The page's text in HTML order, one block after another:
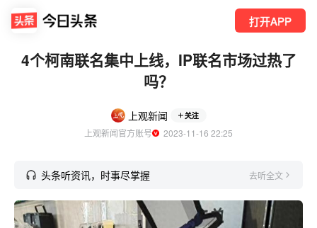
打开APP
4个柯南联名集中上线，IP联名市场过热了
吗？
上观新闻 关注
上观新闻官方账号
  2023-11-16 22:25
头条听资讯，时事尽掌握 去听全文